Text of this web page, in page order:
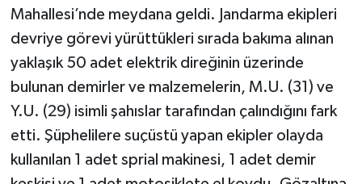
Mahallesi’nde meydana geldi. Jandarma ekipleri
devriye görevi yürüttükleri sırada bakıma alınan
yaklaşık 50 adet elektrik direğinin üzerinde
bulunan demirler ve malzemelerin, M.U. (31) ve
Y.U. (29) isimli şahıslar tarafından çalındığını fark
etti. Şüphelilere suçüstü yapan ekipler olayda
kullanılan 1 adet sprial makinesi, 1 adet demir